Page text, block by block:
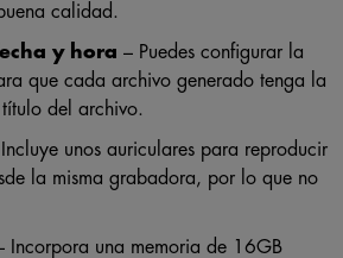
calidad.
y hora – Puedes configurar la
que cada archivo generado tenga la
del archivo.
unos auriculares para reproducir
la misma grabadora, por lo que no
Incorpora una memoria de 16GB